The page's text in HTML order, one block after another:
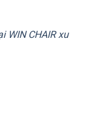
WIN CHAIR xu